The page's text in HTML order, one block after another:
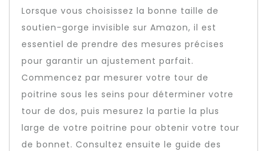
Lorsque vous choisissez la bonne taille de
soutien-gorge invisible sur Amazon, il est
essentiel de prendre des mesures précises
pour garantir un ajustement parfait.
Commencez par mesurer votre tour de
poitrine sous les seins pour déterminer votre
tour de dos, puis mesurez la partie la plus
large de votre poitrine pour obtenir votre tour
de bonnet. Consultez ensuite le guide des